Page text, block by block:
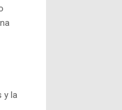
y la